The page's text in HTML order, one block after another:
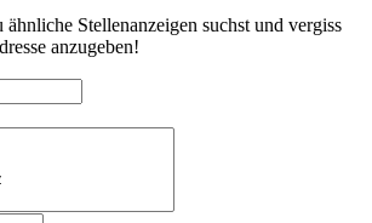
Stellenanzeigen suchst und vergiss
anzugeben!